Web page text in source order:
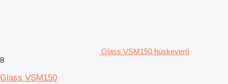
Glass VSM150 húskeverő
8
Glass VSM150